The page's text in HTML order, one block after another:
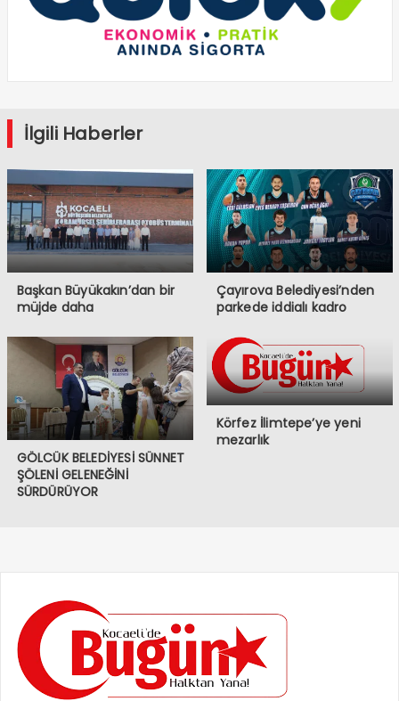
İlgili Haberler
Başkan Büyükakın’dan bir
müjde daha
Çayırova Belediyesi’nden
parkede iddialı kadro
GÖLCÜK BELEDİYESİ SÜNNET
ŞÖLENİ GELENEĞİNİ
SÜRDÜRÜYOR
Körfez İlimtepe’ye yeni
mezarlık